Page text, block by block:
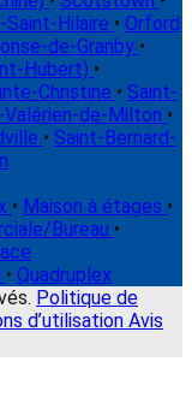
Hilaire • Orford
de-Granby •
Hubert) •
Christine • Saint-
Valérien-de-Milton •
• Saint-Bernard-
• Maison à étages •
Bureau •
• Quadruplex
Politique de
d’utilisation Avis